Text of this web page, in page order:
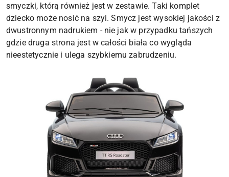
smyczki, którą również jest w zestawie. Taki komplet
dziecko może nosić na szyi. Smycz jest wysokiej jakości z
dwustronnym nadrukiem - nie jak w przypadku tańszych
gdzie druga strona jest w całości biała co wygląda
nieestetycznie i ulega szybkiemu zabrudzeniu.